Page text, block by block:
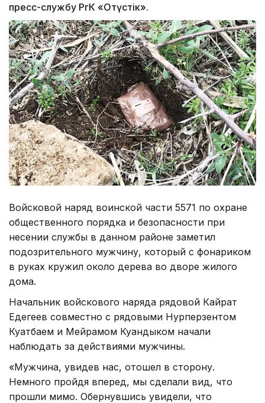
пресс-службу РгК «Оңтүстік».
Войсковой наряд воинской части 5571 по охране
общественного порядка и безопасности при
несении службы в данном районе заметил
подозрительного мужчину, который с фонариком
в руках кружил около дерева во дворе жилого
дома.
Начальник войскового наряда рядовой Кайрат
Едегеев совместно с рядовыми Нурперзентом
Куатбаем и Мейрамом Куандыком начали
наблюдать за действиями мужчины.
«Мужчина, увидев нас, отошел в сторону.
Немного пройдя вперед, мы сделали вид, что
прошли мимо. Обернувшись увидели, что